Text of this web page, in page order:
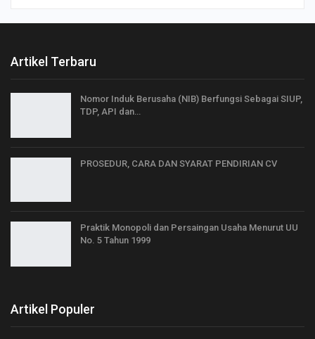
Artikel Terbaru
Nomor Induk Berusaha (NIB) Berfungsi Sebagai SIUP,
TDP, API dan…
PROSEDUR, CARA DAN SYARAT PENDIRIAN CV
Praktik Monopoli dan Persaingan Usaha Menurut UU
No. 5 Tahun 1999
Artikel Populer